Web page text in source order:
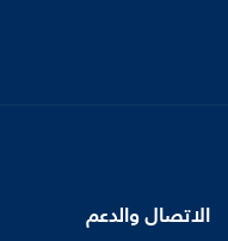
الاتصال والدعم